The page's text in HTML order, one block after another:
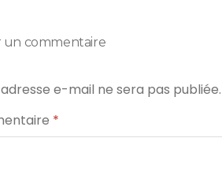
un commentaire
e-mail ne sera pas publiée.
*